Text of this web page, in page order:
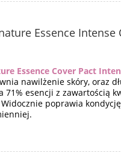
Essence
Essence Cover Pact
nawilżenie skóry, oraz
71% esencji z zawartością
poprawia